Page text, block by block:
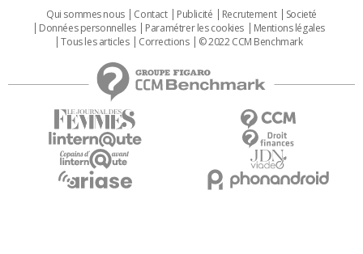
Qui sommes nous Contact Publicité Recrutement
Societé
Données personnelles
Paramétrer les cookies
Mentions légales
Tous les articles
Corrections © 2022 CCM Benchmark